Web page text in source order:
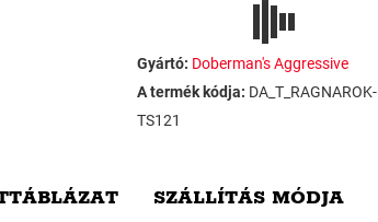
Gyártó: Doberman's Aggressive
A termék kódja: DA_T_RAGNAROK-
TS121
SZÁLLÍTÁS MÓDJA